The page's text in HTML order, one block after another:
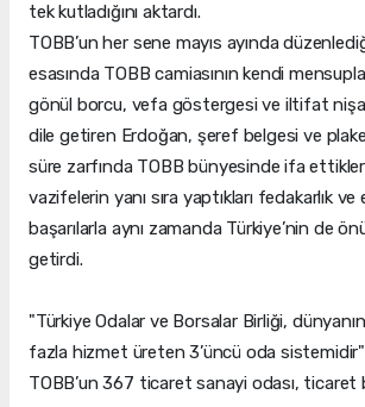
tek kutladığını aktardı.
TOBB’un her sene mayıs ayında
esasında TOBB camiasının kendi
gönül borcu, vefa göstergesi ve iltifat
dile getiren Erdoğan, şeref belgesi ve
süre zarfında TOBB bünyesinde ifa
vazifelerin yanı sıra yaptıkları fedakarlık
başarılarla aynı zamanda Türkiye’nin de
getirdi.
"Türkiye Odalar ve Borsalar Birliği,
fazla hizmet üreten 3’üncü oda sistemidir"
TOBB’un 367 ticaret sanayi odası, ticaret